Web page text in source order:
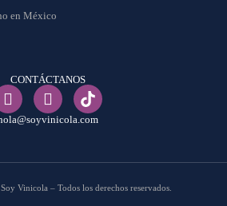
en México
CONTÁCTANOS
Vinicola – Todos los derechos reservados.